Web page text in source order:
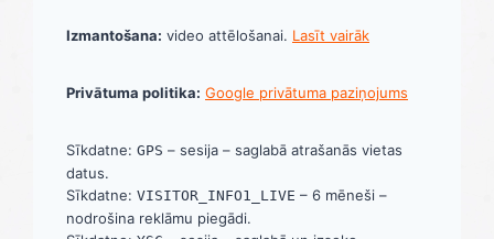
Izmantošana: video attēlošanai. Lasīt vairāk
Privātuma politika: Google privātuma paziņojums
Sīkdatne: GPS – sesija – saglabā atrašanās vietas
datus.
Sīkdatne: VISITOR_INFO1_LIVE – 6 mēneši –
nodrošina reklāmu piegādi.